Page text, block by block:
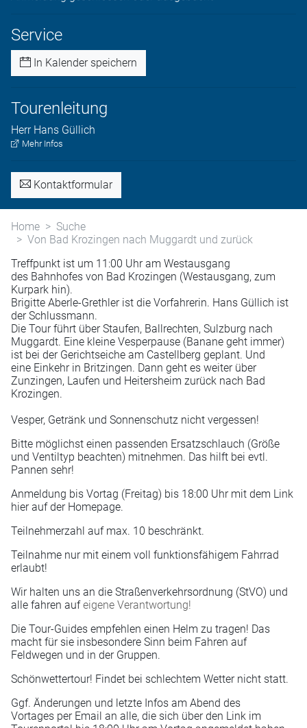
Service
In Kalender speichern
Tourenleitung
Herr Hans Güllich
Mehr Infos
Kontaktformular
Home
Suche
Von Bad Krozingen nach Muggardt und zurück
Treffpunkt ist um 11:00 Uhr am Westausgang
des Bahnhofes von Bad Krozingen (Westausgang, zum
Kurpark hin).
Brigitte Aberle-Grethler ist die Vorfahrerin. Hans Güllich ist
der Schlussmann.
Die Tour führt über Staufen, Ballrechten, Sulzburg nach
Muggardt. Eine kleine Vesperpause (Banane geht immer)
ist bei der Gerichtseiche am Castellberg geplant. Und
eine Einkehr in Britzingen. Dann geht es weiter über
Zunzingen, Laufen und Heitersheim zurück nach Bad
Krozingen.
Vesper, Getränk und Sonnenschutz nicht vergessen!
Bitte möglichst einen passenden Ersatzschlauch (Größe
und Ventiltyp beachten) mitnehmen. Das hilft bei evtl.
Pannen sehr!
Anmeldung bis Vortag (Freitag) bis 18:00 Uhr mit dem Link
hier auf der Homepage.
Teilnehmerzahl auf max. 10 beschränkt.
Teilnahme nur mit einem voll funktionsfähigem Fahrrad
erlaubt!
Wir halten uns an die Straßenverkehrsordnung (StVO) und
alle fahren aufeigene Verantwortung!
Die Tour-Guides empfehlen einen Helm zu tragen! Das
macht für sie insbesondere Sinn beim Fahren auf
Feldwegen und in der Gruppen.
Schönwettertour! Findet bei schlechtem Wetter nicht statt.
Ggf. Änderungen und letzte Infos am Abend des
Vortages per Email an alle, die sich über den Link im